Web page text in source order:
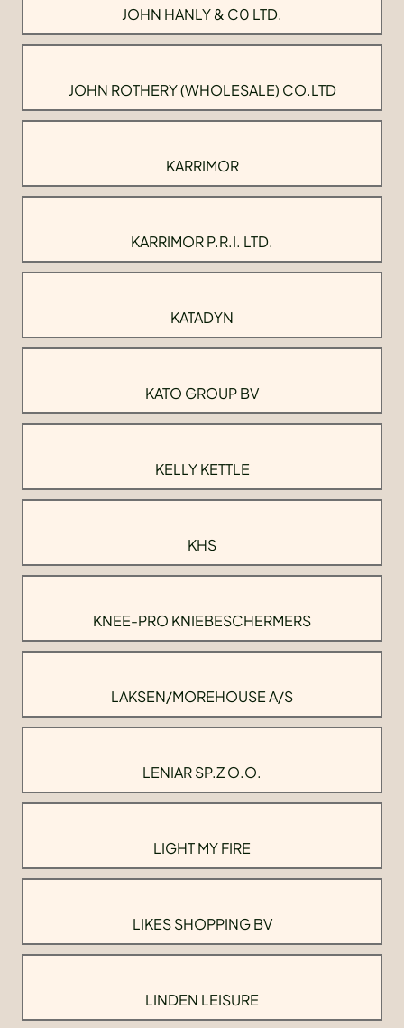
JOHN HANLY & C0 LTD.
JOHN ROTHERY (WHOLESALE) CO.LTD
KARRIMOR
KARRIMOR P.R.I. LTD.
KATADYN
KATO GROUP BV
KELLY KETTLE
KHS
KNEE-PRO KNIEBESCHERMERS
LAKSEN/MOREHOUSE A/S
LENIAR SP.Z O.O.
LIGHT MY FIRE
LIKES SHOPPING BV
LINDEN LEISURE